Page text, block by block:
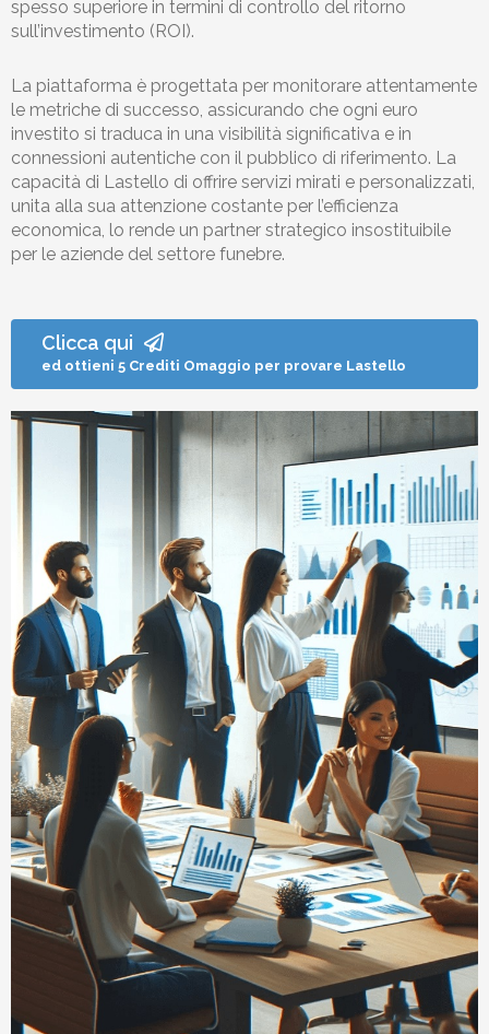
spesso superiore in termini di controllo del ritorno
sull’investimento (ROI).
La piattaforma è progettata per monitorare attentamente
le metriche di successo, assicurando che ogni euro
investito si traduca in una visibilità significativa e in
connessioni autentiche con il pubblico di riferimento. La
capacità di Lastello di offrire servizi mirati e personalizzati,
unita alla sua attenzione costante per l’efficienza
economica, lo rende un partner strategico insostituibile
per le aziende del settore funebre.
Clicca qui
ed ottieni 5 Crediti Omaggio per provare Lastello